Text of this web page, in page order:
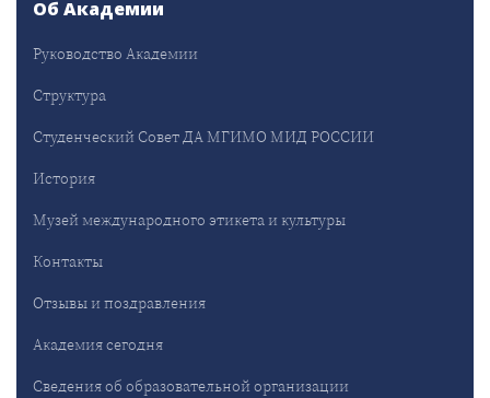
Об Академии
Руководство Академии
Структура
Студенческий Совет ДА МГИМО МИД РОССИИ
История
Музей международного этикета и культуры
Контакты
Отзывы и поздравления
Академия сегодня
Сведения об образовательной организации